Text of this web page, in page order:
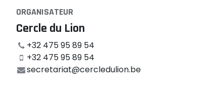
ORGANISATEUR
Cercle du Lion
+32 475 95 89 54
+32 475 95 89 54
secretariat@cercledulion.be